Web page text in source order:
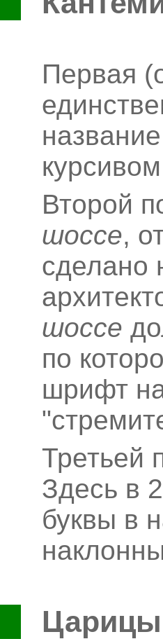
Первая
Второй
шоссе,
сделано
шоссе
по
шрифт
Третьей
Здесь в
буквы в